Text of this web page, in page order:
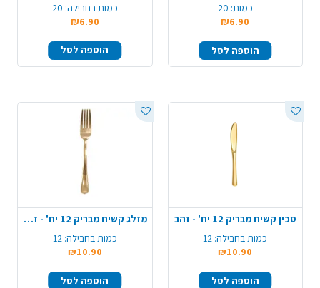
כמות: 20
₪6.90
הוספה לסל
כמות בחבילה: 20
₪6.90
הוספה לסל
סכין קשיח מבריק 12 יח' - זהב
כמות בחבילה: 12
₪10.90
הוספה לסל
מזלג קשיח מבריק 12 יח' - זהב
כמות בחבילה: 12
₪10.90
הוספה לסל